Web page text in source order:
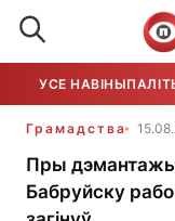
УСЕ НАВІНЫ
Грамадства
Пры
Бабруйску